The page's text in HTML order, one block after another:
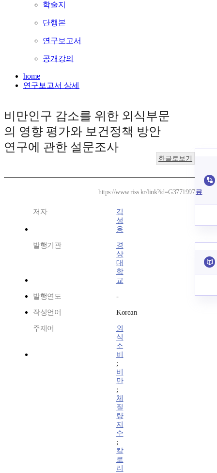
학술지
단행본
연구보고서
공개강의
home
연구보고서 상세
비만인구 감소를 위한 외식부문
의 영향 평가와 보건정책 방안
연구에 관한 설문조사
한글로보기
https://www.riss.kr/link?id=G3771997
저자
김
성
용
발행기관
경
상
대
학
교
발행연도 -
작성언어 Korean
주제어
외
식
소
비
;
비
만
;
체
질
량
지
수
;
칼
로
리
료